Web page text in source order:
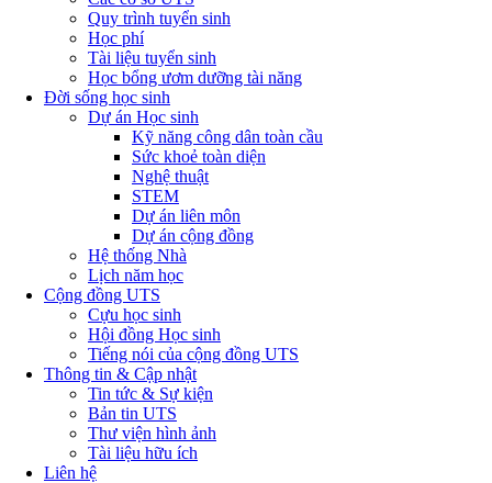
Quy trình tuyển sinh
Học phí
Tài liệu tuyển sinh
Học bổng ươm dưỡng tài năng
Đời sống học sinh
Dự án Học sinh
Kỹ năng công dân toàn cầu
Sức khoẻ toàn diện
Nghệ thuật
STEM
Dự án liên môn
Dự án cộng đồng
Hệ thống Nhà
Lịch năm học
Cộng đồng UTS
Cựu học sinh
Hội đồng Học sinh
Tiếng nói của cộng đồng UTS
Thông tin & Cập nhật
Tin tức & Sự kiện
Bản tin UTS
Thư viện hình ảnh
Tài liệu hữu ích
Liên hệ